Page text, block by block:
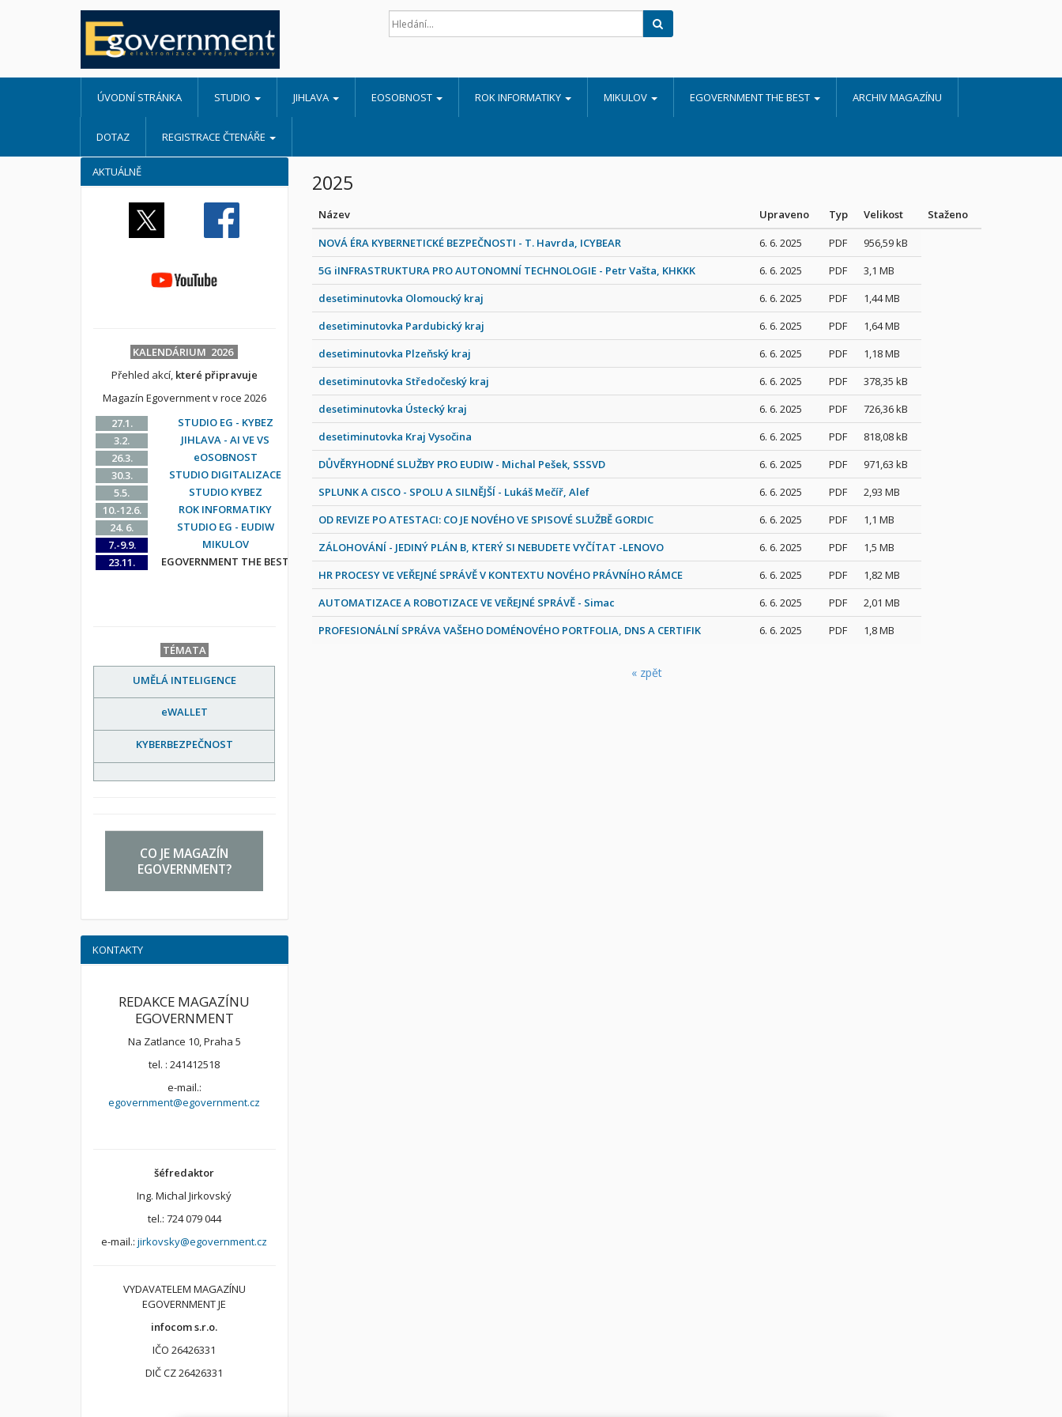
ÚVODNÍ STRÁNKA STUDIO JIHLAVA EOSOBNOST ROK INFORMATIKY MIKULOV EGOVERNMENT THE BEST ARCHIV MAGAZÍNU
DOTAZ REGISTRACE ČTENÁŘE
2025
Název Upraveno Typ Velikost
Staženo
NOVÁ ÉRA KYBERNETICKÉ BEZPEČNOSTI - T. Havrda, ICYBEAR
6. 6. 2025 PDF
956,59 kB
5G iINFRASTRUKTURA PRO AUTONOMNÍ TECHNOLOGIE - Petr Vašta, KHKKK
6. 6. 2025 PDF
3,1 MB
desetiminutovka Olomoucký kraj
6. 6. 2025 PDF
1,44 MB
desetiminutovka Pardubický kraj
6. 6. 2025 PDF
1,64 MB
desetiminutovka Plzeňský kraj
6. 6. 2025 PDF
1,18 MB
desetiminutovka Středočeský kraj
6. 6. 2025 PDF
378,35 kB
desetiminutovka Ústecký kraj
6. 6. 2025 PDF
726,36 kB
desetiminutovka Kraj Vysočina
6. 6. 2025 PDF
818,08 kB
DŮVĚRYHODNÉ SLUŽBY PRO EUDIW - Michal Pešek, SSSVD
6. 6. 2025 PDF
971,63 kB
SPLUNK A CISCO - SPOLU A SILNĚJŠÍ - Lukáš Mečíř, Alef
6. 6. 2025 PDF
2,93 MB
OD REVIZE PO ATESTACI: CO JE NOVÉHO VE SPISOVÉ SLUŽBĚ GORDIC
6. 6. 2025 PDF
1,1 MB
ZÁLOHOVÁNÍ - JEDINÝ PLÁN B, KTERÝ SI NEBUDETE VYČÍTAT -LENOVO
6. 6. 2025 PDF
1,5 MB
HR PROCESY VE VEŘEJNÉ SPRÁVĚ V KONTEXTU NOVÉHO PRÁVNÍHO RÁMCE
6. 6. 2025 PDF
1,82 MB
AUTOMATIZACE A ROBOTIZACE VE VEŘEJNÉ SPRÁVĚ - Simac
6. 6. 2025 PDF
2,01 MB
PROFESIONÁLNÍ SPRÁVA VAŠEHO DOMÉNOVÉHO PORTFOLIA, DNS A CERTIFIK
6. 6. 2025 PDF 1,8 MB
« zpět
AKTUÁLNĚ
KALENDÁRIUM 2026
Přehled akcí, které připravuje
Magazín Egovernment v roce 2026
27.1.
STUDIO EG - KYBEZ
3.2.
JIHLAVA - AI VE VS
26.3.
eOSOBNOST
30.3.
STUDIO DIGITALIZACE
5.5.
STUDIO KYBEZ
10.-12.6.
ROK INFORMATIKY
24. 6.
STUDIO EG - EUDIW
7.-9.9.
MIKULOV
23.11.
EGOVERNMENT THE BEST
TÉMATA
UMĚLÁ INTELIGENCE
eWALLET
KYBERBEZPEČNOST
CO JE MAGAZÍN
EGOVERNMENT?
KONTAKTY
REDAKCE MAGAZÍNU
EGOVERNMENT
Na Zatlance 10, Praha 5
tel. : 241412518
e-mail.:
egovernment@egovernment.cz
šéfredaktor
Ing. Michal Jirkovský
tel.: 724 079 044
e-mail.:jirkovsky@egovernment.cz
VYDAVATELEM MAGAZÍNU
EGOVERNMENT JE
infocom s.r.o.
IČO 26426331
DIČ CZ 26426331